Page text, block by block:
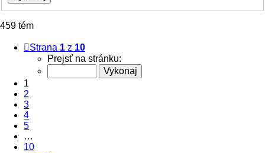
459 tém
Strana 1 z 10
Prejsť na stránku:
1
2
3
4
5
…
10